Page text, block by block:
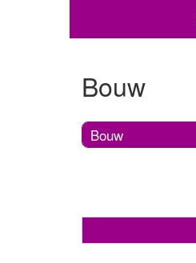
Bouw
Bouw